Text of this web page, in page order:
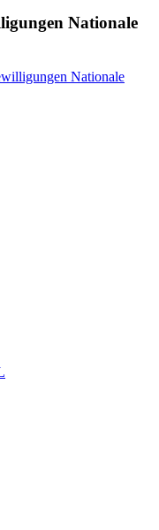
Nationale
Nationale